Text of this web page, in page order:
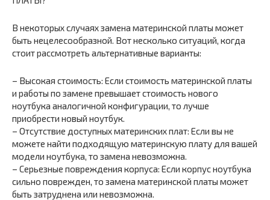
В некоторых случаях замена материнской платы может
быть нецелесообразной. Вот несколько ситуаций, когда
стоит рассмотреть альтернативные варианты:
– Высокая стоимость: Если стоимость материнской платы
и работы по замене превышает стоимость нового
ноутбука аналогичной конфигурации, то лучше
приобрести новый ноутбук.
– Отсутствие доступных материнских плат: Если вы не
можете найти подходящую материнскую плату для вашей
модели ноутбука, то замена невозможна.
– Серьезные повреждения корпуса: Если корпус ноутбука
сильно поврежден, то замена материнской платы может
быть затруднена или невозможна.